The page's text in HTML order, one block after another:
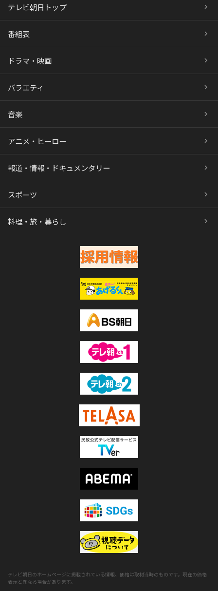
テレビ朝日トップ
番組表
ドラマ・映画
バラエティ
音楽
アニメ・ヒーロー
報道・情報・ドキュメンタリー
スポーツ
料理・旅・暮らし
テレビ朝日のホームページに掲載されている情報、価格は取材当時のものです。現在の価格
表示と異なる場合があります。